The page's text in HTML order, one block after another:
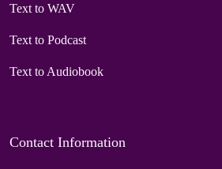
Text to WAV
Text to Podcast
Text to Audiobook
Contact Information